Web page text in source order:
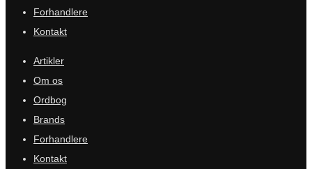
Forhandlere
Kontakt
Artikler
Om os
Ordbog
Brands
Forhandlere
Kontakt